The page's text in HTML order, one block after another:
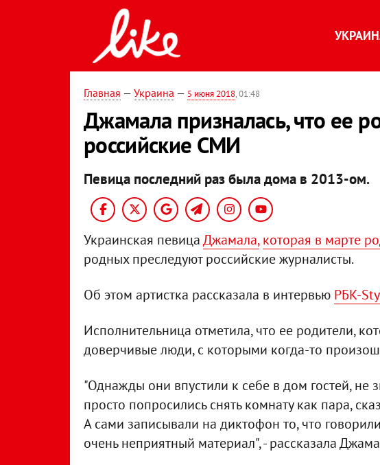
Главная — Украина — 5 июня 2018, 01:48
Джамала призналась, что ее
российские СМИ
Певица последний раз была дома в 2013-ом.
Украинская певицаДжамала, которая в марте
родных преследуют российские журналисты.
Об этом артистка рассказала в интервью РБК-
Исполнительница отметила, что ее родители,
доверчивые люди, с которыми когда-то
"Однажды они впустили к себе в дом гостей, не
просто попросились снять комнату как пара,
А сами записывали на диктофон то, что
очень неприятный материал", - рассказала